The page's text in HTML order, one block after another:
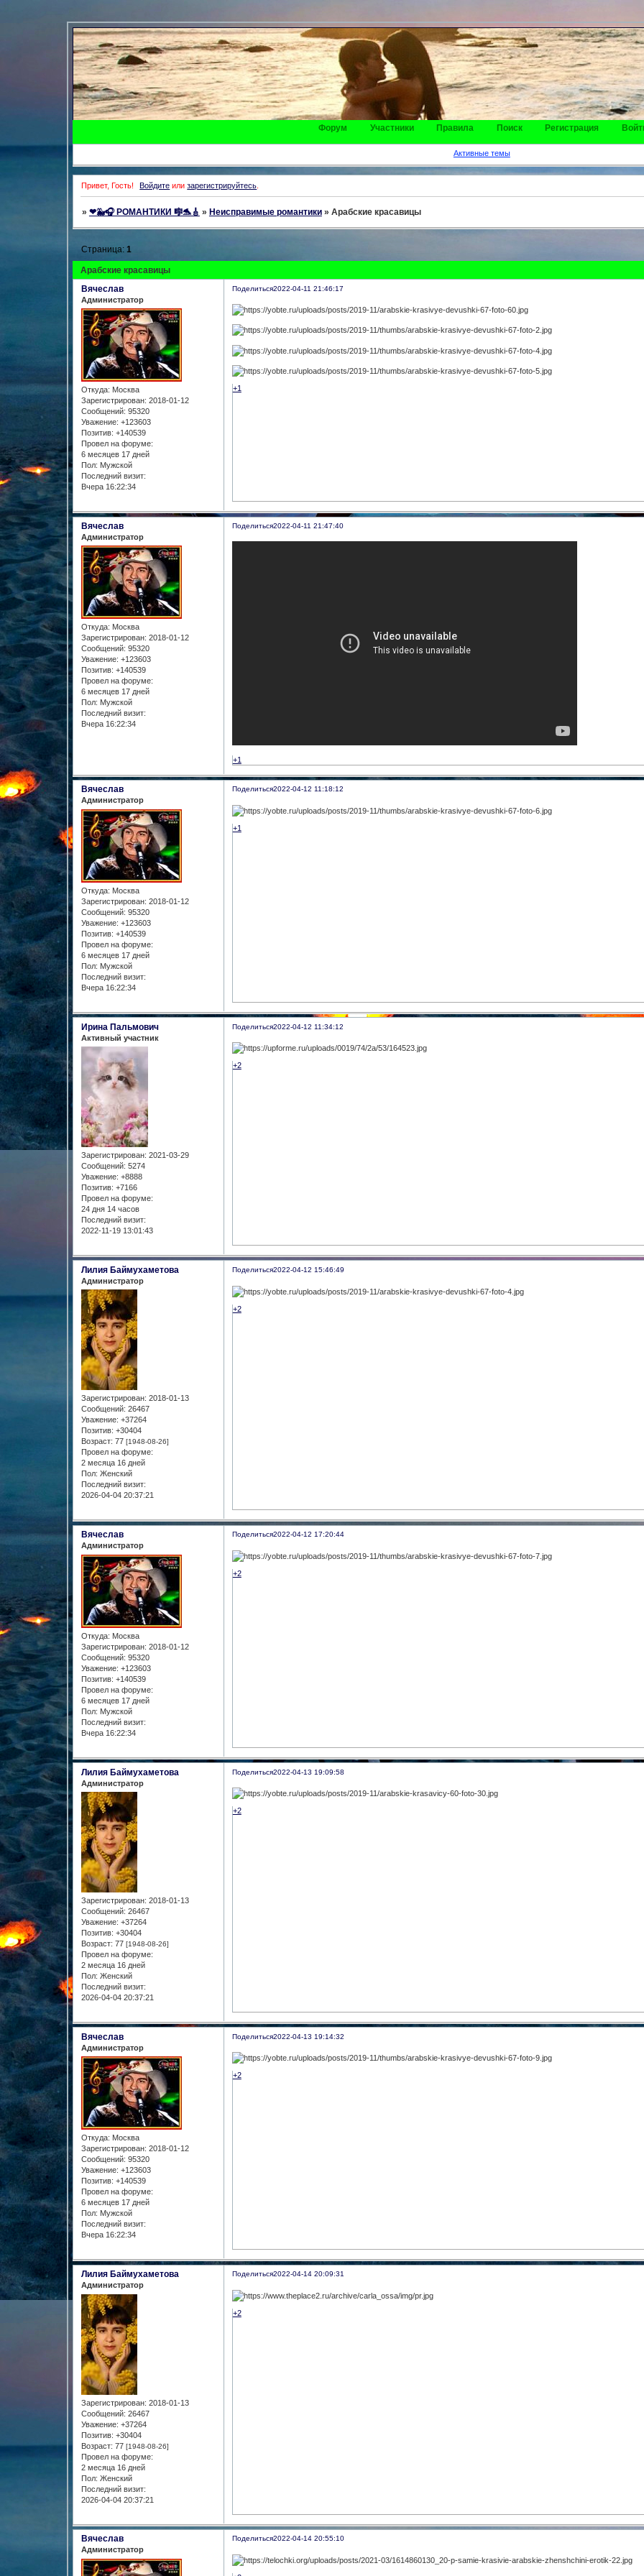
Форум Участники Правила Поиск Регистрация
Активные темы
Привет, Гость! Войдите илизарегистрируйтесь.
» ❤🐳🎧 РОМАНТИКИ 🎼🐬🎸 » Неисправимые романтики » Арабские красавицы
Арабские красавицы
Страница: 1
Поделиться2022-04-11 21:46:17
Вячеслав
Администратор
Откуда: Москва
Зарегистрирован: 2018-01-12
Сообщений: 95320
Уважение: +123603
Позитив: +140539
Провел на форуме:
6 месяцев 17 дней
Пол: Мужской
Последний визит:
Вчера 16:22:34
+1
Поделиться2022-04-11 21:47:40
Вячеслав
Администратор
Откуда: Москва
Зарегистрирован: 2018-01-12
Сообщений: 95320
Уважение: +123603
Позитив: +140539
Провел на форуме:
6 месяцев 17 дней
Пол: Мужской
Последний визит:
Вчера 16:22:34
+1
Поделиться2022-04-12 11:18:12
Вячеслав
Администратор
Откуда: Москва
Зарегистрирован: 2018-01-12
Сообщений: 95320
Уважение: +123603
Позитив: +140539
Провел на форуме:
6 месяцев 17 дней
Пол: Мужской
Последний визит:
Вчера 16:22:34
+1
Поделиться2022-04-12 11:34:12
Ирина Пальмович
Активный участник
Зарегистрирован: 2021-03-29
Сообщений: 5274
Уважение: +8888
Позитив: +7166
Провел на форуме:
24 дня 14 часов
Последний визит:
2022-11-19 13:01:43
+2
Поделиться2022-04-12 15:46:49
Лилия Баймухаметова
Администратор
Зарегистрирован: 2018-01-13
Сообщений: 26467
Уважение: +37264
Позитив: +30404
Возраст: 77 [1948-08-26]
Провел на форуме:
2 месяца 16 дней
Пол: Женский
Последний визит:
2026-04-04 20:37:21
+2
Поделиться2022-04-12 17:20:44
Вячеслав
Администратор
Откуда: Москва
Зарегистрирован: 2018-01-12
Сообщений: 95320
Уважение: +123603
Позитив: +140539
Провел на форуме:
6 месяцев 17 дней
Пол: Мужской
Последний визит:
Вчера 16:22:34
+2
Поделиться2022-04-13 19:09:58
Лилия Баймухаметова
Администратор
Зарегистрирован: 2018-01-13
Сообщений: 26467
Уважение: +37264
Позитив: +30404
Возраст: 77 [1948-08-26]
Провел на форуме:
2 месяца 16 дней
Пол: Женский
Последний визит:
2026-04-04 20:37:21
+2
Поделиться2022-04-13 19:14:32
Вячеслав
Администратор
Откуда: Москва
Зарегистрирован: 2018-01-12
Сообщений: 95320
Уважение: +123603
Позитив: +140539
Провел на форуме:
6 месяцев 17 дней
Пол: Мужской
Последний визит:
Вчера 16:22:34
+2
Поделиться2022-04-14 20:09:31
Лилия Баймухаметова
Администратор
Зарегистрирован: 2018-01-13
Сообщений: 26467
Уважение: +37264
Позитив: +30404
Возраст: 77 [1948-08-26]
Провел на форуме:
2 месяца 16 дней
Пол: Женский
Последний визит:
2026-04-04 20:37:21
+2
Поделиться2022-04-14 20:55:10
Вячеслав
Администратор